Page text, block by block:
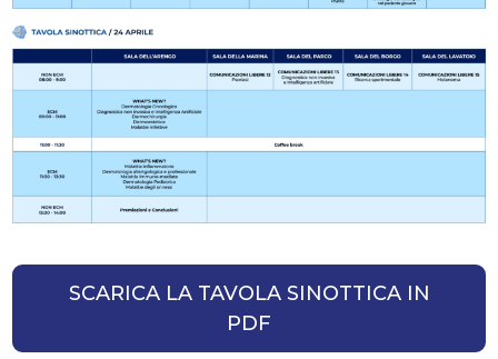
SCARICA LA TAVOLA SINOTTICA IN
PDF